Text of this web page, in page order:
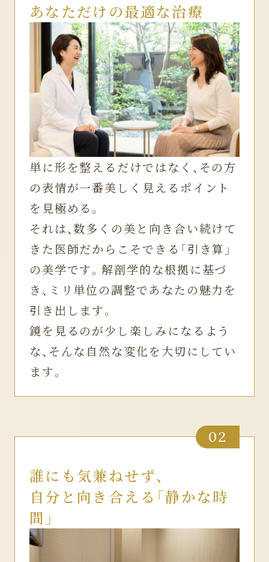
あなただけの最適な治療
単に形を整えるだけではなく、その方
の表情が一番美しく見えるポイント
を見極める。
それは、数多くの美と向き合い続けて
きた医師だからこそできる「引き算」
の美学です。解剖学的な根拠に基づ
き、ミリ単位の調整であなたの魅力を
引き出します。
鏡を見るのが少し楽しみになるよう
な、そんな自然な変化を大切にしてい
ます。
02
誰にも気兼ねせず、
自分と向き合える「静かな時
間」